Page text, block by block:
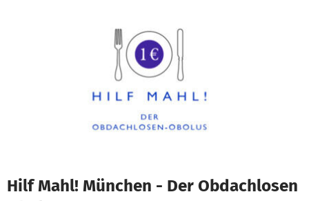
Hilf Mahl! München - Der Obdachlosen